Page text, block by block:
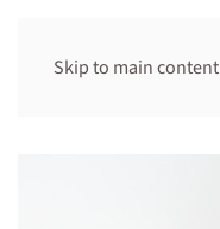
Skip to main content